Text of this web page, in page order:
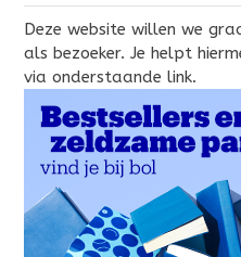
Deze website willen we
als bezoeker. Je helpt
via onderstaande link.